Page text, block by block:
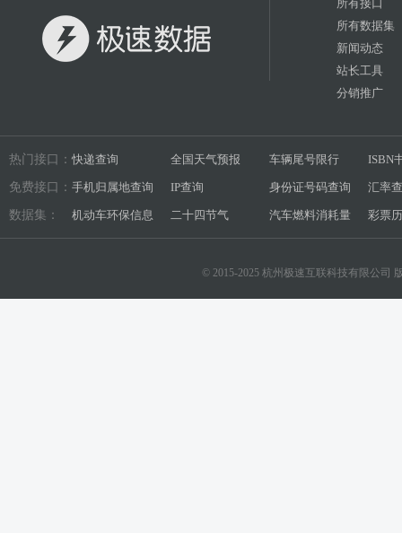
所有接口
所有数据集
新闻动态
站长工具
分销推广
热门接口： 快递查询 全国天气预报 车辆尾号限行 ISBN
免费接口： 手机归属地查询 IP查询 身份证号码查询 汇率
数据集： 机动车环保信息 二十四节气 汽车燃料消耗量 彩票
© 2015-2025 杭州极速互联科技有限公司